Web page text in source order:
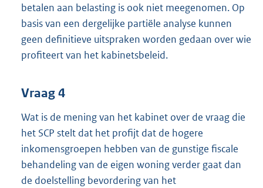
betalen aan belasting is ook niet meegenomen. Op
basis van een dergelijke partiële analyse kunnen
geen definitieve uitspraken worden gedaan over wie
profiteert van het kabinetsbeleid.
Vraag 4
Wat is de mening van het kabinet over de vraag die
het SCP stelt dat het profijt dat de hogere
inkomensgroepen hebben van de gunstige fiscale
behandeling van de eigen woning verder gaat dan
de doelstelling bevordering van het